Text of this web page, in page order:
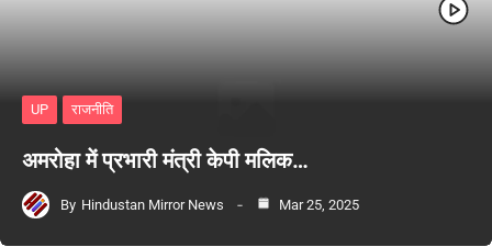
UP राजनीति
अमरोहा में प्रभारी मंत्री केपी मलिक…
By Hindustan Mirror News Mar 25, 2025